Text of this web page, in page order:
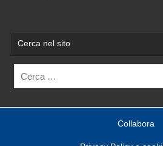
Cerca nel sito
Collabora